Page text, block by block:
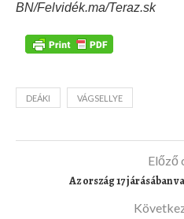
BN/Felvidék.ma/Teraz.sk
DEÁKI VÁGSELLYE
Előző
Az ország 17 járásában